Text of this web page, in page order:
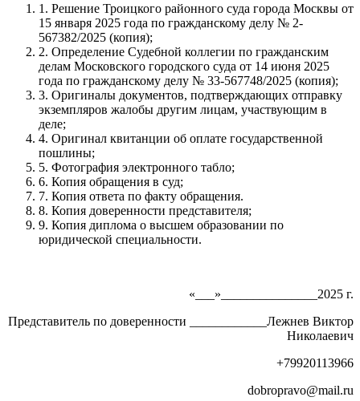
1. Решение Троицкого районного суда города Москвы от
15 января 2025 года по гражданскому делу № 2-
567382/2025 (копия);
2. Определение Судебной коллегии по гражданским
делам Московского городского суда от 14 июня 2025
года по гражданскому делу № 33-567748/2025 (копия);
3. Оригиналы документов, подтверждающих отправку
экземпляров жалобы другим лицам, участвующим в
деле;
4. Оригинал квитанции об оплате государственной
пошлины;
5. Фотография электронного табло;
6. Копия обращения в суд;
7. Копия ответа по факту обращения.
8. Копия доверенности представителя;
9. Копия диплома о высшем образовании по
юридической специальности.
«___»_______________2025 г.
Представитель по доверенности ____________Лежнев Виктор
Николаевич
+79920113966
dobropravo@mail.ru